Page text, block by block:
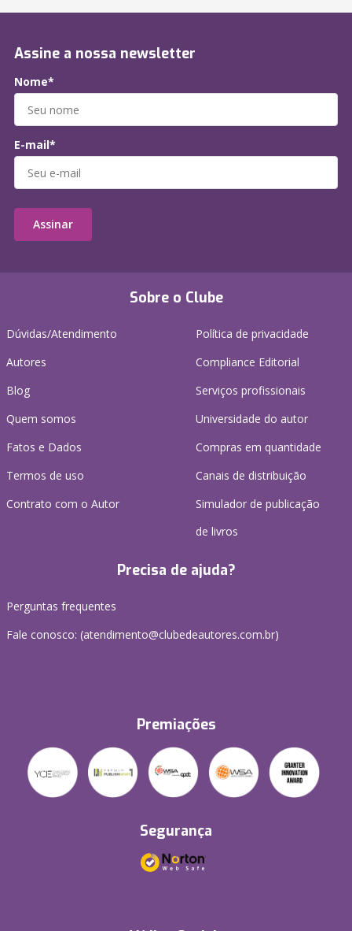
Sobre o Clube
Dúvidas/Atendimento
Autores
Blog
Quem somos
Fatos e Dados
Termos de uso
Contrato com o Autor
Política de privacidade
Compliance Editorial
Serviços profissionais
Universidade do autor
Compras em quantidade
Canais de distribuição
Simulador de publicação
de livros
Precisa de ajuda?
Perguntas frequentes
Fale conosco: (atendimento@clubedeautores.com.br)
Premiações
Segurança
Assine a nossa newsletter
Nome*
E-mail*
Assinar